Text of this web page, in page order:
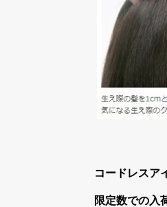
コードレスア
限定数での入